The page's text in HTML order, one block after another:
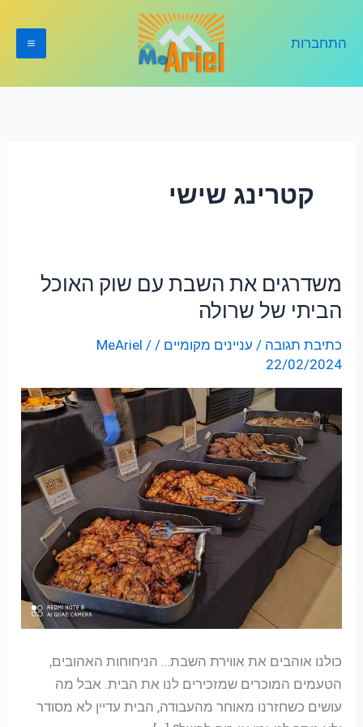
התחברות
קטרינג שישי
משדרגים את השבת עם שוק האוכל
הביתי של שרולה
כתיבת תגובה / עניינים מקומיים /
MeAriel /
22/02/2024
כולנו אוהבים את אווירת השבת… הניחוחות האהובים,
הטעמים המוכרים שמזכירים לנו את הבית. אבל מה
עושים כשחזרנו מאוחר מהעבודה, הבית עדיין לא מסודר
משדרגים
את
עם
שוק
הביתי
של
שרולה